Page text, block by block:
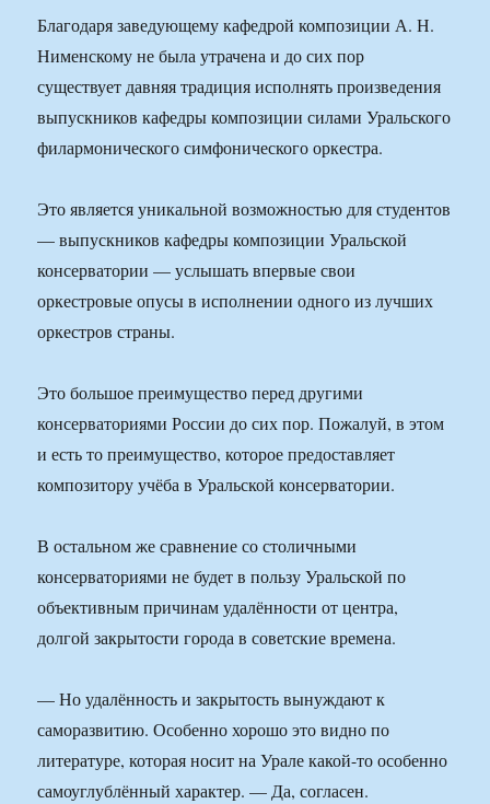
Благодаря заведующему кафедрой композиции А. Н.
Нименскому не была утрачена и до сих пор
существует давняя традиция исполнять произведения
выпускников кафедры композиции силами Уральского
филармонического симфонического оркестра.
Это является уникальной возможностью для студентов
— выпускников кафедры композиции Уральской
консерватории — услышать впервые свои
оркестровые опусы в исполнении одного из лучших
оркестров страны.
Это большое преимущество перед другими
консерваториями России до сих пор. Пожалуй, в этом
и есть то преимущество, которое предоставляет
композитору учёба в Уральской консерватории.
В остальном же сравнение со столичными
консерваториями не будет в пользу Уральской по
объективным причинам удалённости от центра,
долгой закрытости города в советские времена.
— Но удалённость и закрытость вынуждают к
саморазвитию. Особенно хорошо это видно по
литературе, которая носит на Урале какой-то особенно
самоуглублённый характер. — Да, согласен.